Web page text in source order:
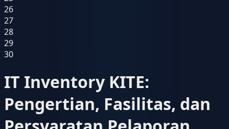
26
27
28
29
30
IT Inventory KITE:
Pengertian, Fasilitas, dan